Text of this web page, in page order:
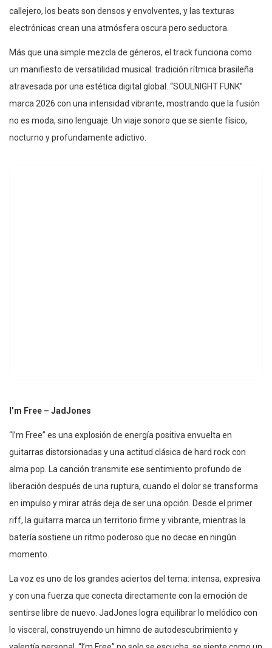
callejero, los beats son densos y envolventes, y las texturas
electrónicas crean una atmósfera oscura pero seductora.
Más que una simple mezcla de géneros, el track funciona como
un manifiesto de versatilidad musical: tradición rítmica brasileña
atravesada por una estética digital global. “SOULNIGHT FUNK”
marca 2026 con una intensidad vibrante, mostrando que la fusión
no es moda, sino lenguaje. Un viaje sonoro que se siente físico,
nocturno y profundamente adictivo.
I’m Free – JadJones
“I’m Free” es una explosión de energía positiva envuelta en
guitarras distorsionadas y una actitud clásica de hard rock con
alma pop. La canción transmite ese sentimiento profundo de
liberación después de una ruptura, cuando el dolor se transforma
en impulso y mirar atrás deja de ser una opción. Desde el primer
riff, la guitarra marca un territorio firme y vibrante, mientras la
batería sostiene un ritmo poderoso que no decae en ningún
momento.
La voz es uno de los grandes aciertos del tema: intensa, expresiva
y con una fuerza que conecta directamente con la emoción de
sentirse libre de nuevo. JadJones logra equilibrar lo melódico con
lo visceral, construyendo un himno de autodescubrimiento y